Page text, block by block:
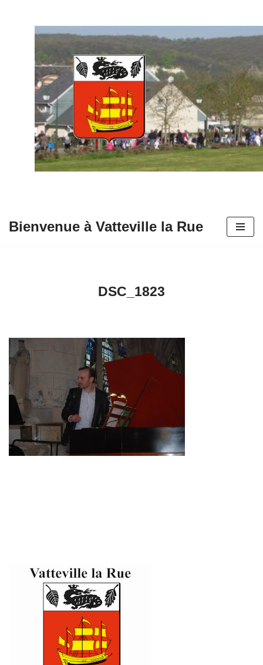
contenu
Bienvenue à Vatteville la Rue
DSC_1823